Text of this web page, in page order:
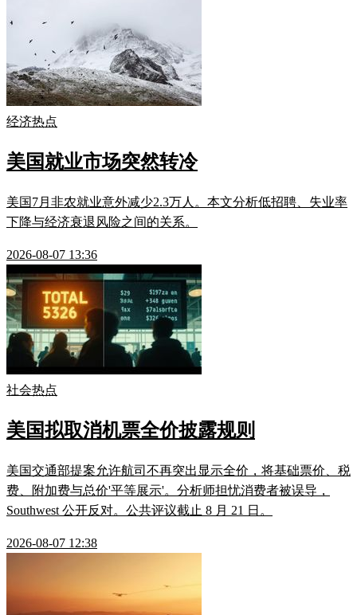
经济热点
美国就业市场突然转冷
美国7月非农就业意外减少2.3万人。本文分析低招聘、失业率
下降与经济衰退风险之间的关系。
2026-08-07 13:36
社会热点
美国拟取消机票全价披露规则
美国交通部提案允许航司不再突出显示全价，将基础票价、税
费、附加费与总价'平等展示'。分析师担忧消费者被误导，
Southwest 公开反对。公共评议截止 8 月 21 日。
2026-08-07 12:38